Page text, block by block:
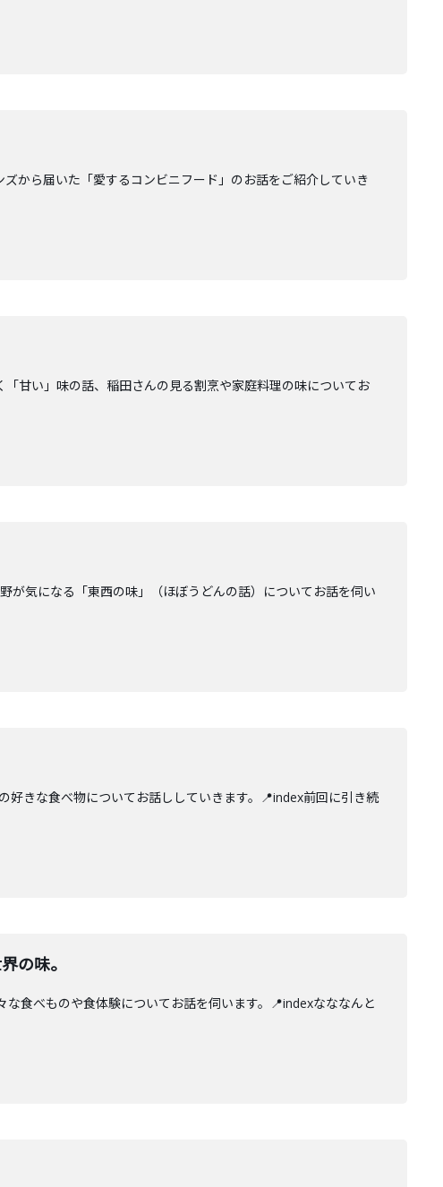
から届いた「愛するコンビニフード」のお話をご紹介していき
甘い」味の話、稲田さんの見る割烹や家庭料理の味についてお
が気になる「東西の味」（ほぼうどんの話）についてお話を伺い
きな食べ物についてお話ししていきます。📍index前回に引き続
の味。
食べものや食体験についてお話を伺います。📍indexなななんと